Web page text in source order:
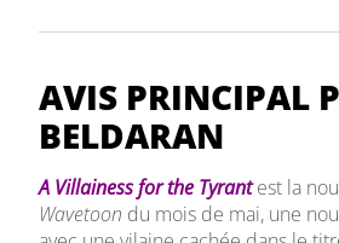
AVIS PRINCIPAL
BELDARAN
A Villainess for the Tyrantest la
Wavetoon du mois de mai, une